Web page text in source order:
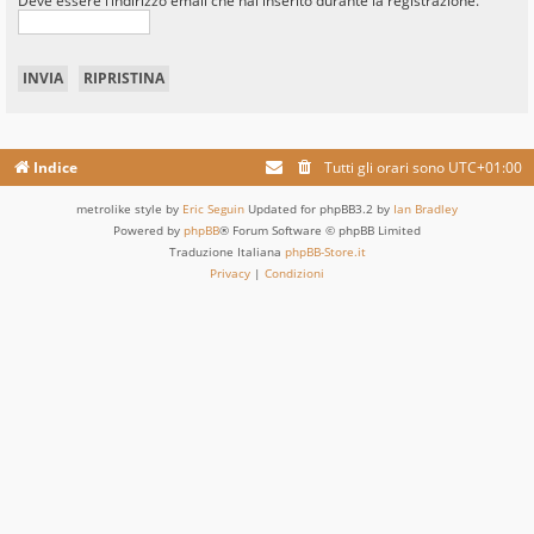
Indice Tutti gli orari sono UTC+01:00
metrolike style by Eric Seguin Updated for phpBB3.2 by Ian Bradley
Powered by phpBB® Forum Software © phpBB Limited
Traduzione Italiana phpBB-Store.it
Privacy | Condizioni